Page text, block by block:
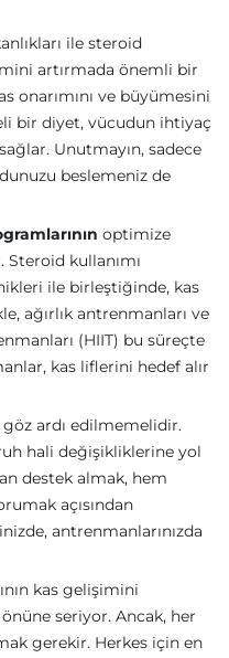
ile steroid
artırmada önemli bir
onarımını ve büyümesini
bir diyet, vücudun ihtiyaç
Unutmayın, sadece
beslemeniz de
optimize
kullanımı
ile birleştiğinde, kas
ağırlık antrenmanları ve
(HIIT) bu süreçte
kas liflerini hedef alır
göz ardı edilmemelidir.
hali değişikliklerine yol
destek almak, hem
açısından
antrenmanlarınızda
kas gelişimini
seriyor. Ancak, her
gerekir. Herkes için en